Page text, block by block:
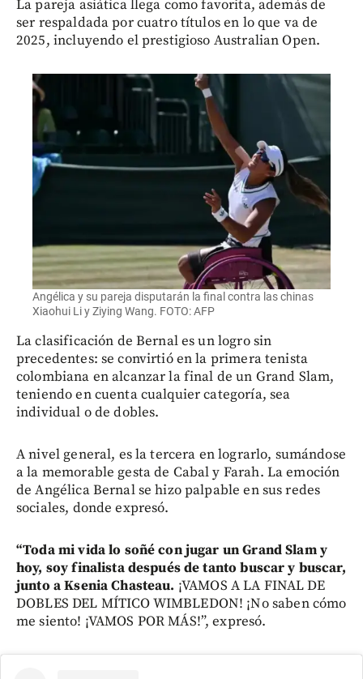
La pareja asiática llega como favorita, además de
ser respaldada por cuatro títulos en lo que va de
2025, incluyendo el prestigioso Australian Open.
Angélica y su pareja disputarán la final contra las chinas
Xiaohui Li y Ziying Wang. FOTO: AFP
La clasificación de Bernal es un logro sin
precedentes: se convirtió en la primera tenista
colombiana en alcanzar la final de un Grand Slam,
teniendo en cuenta cualquier categoría, sea
individual o de dobles.
A nivel general, es la tercera en lograrlo, sumándose
a la memorable gesta de Cabal y Farah. La emoción
de Angélica Bernal se hizo palpable en sus redes
sociales, donde expresó.
“Toda mi vida lo soñé con jugar un Grand Slam y
hoy, soy finalista después de tanto buscar y buscar,
junto a Ksenia Chasteau. ¡VAMOS A LA FINAL DE
DOBLES DEL MÍTICO WIMBLEDON! ¡No saben cómo
me siento! ¡VAMOS POR MÁS!”, expresó.